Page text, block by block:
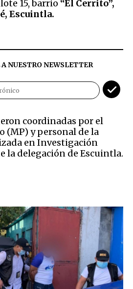
15, barrio “El Cerrito”,
Escuintla.
NUESTRO NEWSLETTER
coordinadas por el
(MP) y personal de la
en Investigación
la delegación de Escuintla.